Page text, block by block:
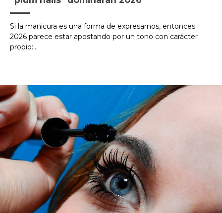
Si la manicura es una forma de expresarnos, entonces
2026 parece estar apostando por un tono con carácter
propio:...